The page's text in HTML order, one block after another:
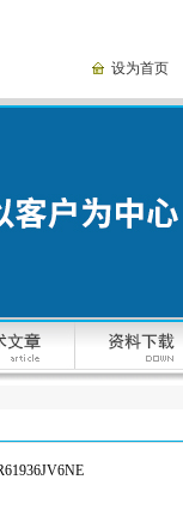
设为首页